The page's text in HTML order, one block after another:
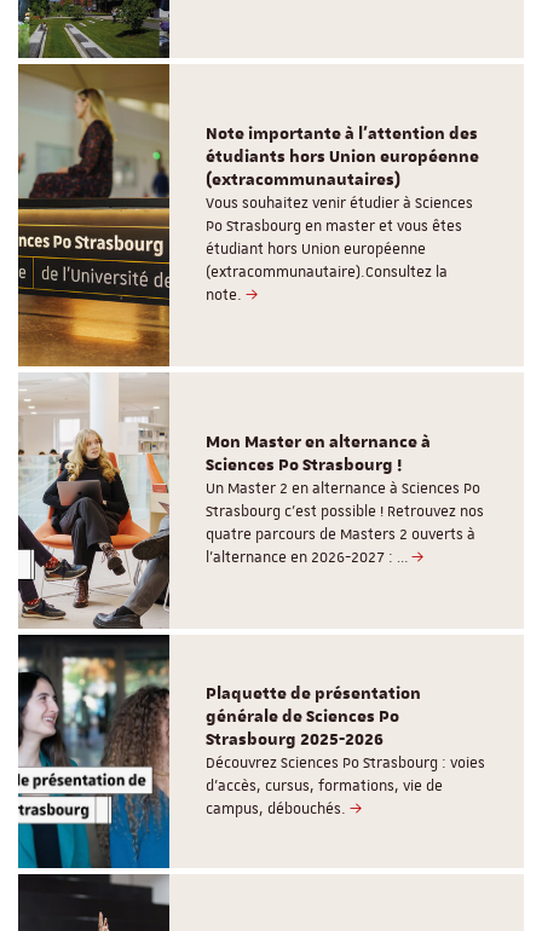
Note importante à l'attention des
étudiants hors Union européenne
(extracommunautaires)
Vous souhaitez venir étudier à Sciences
Po Strasbourg en master et vous êtes
étudiant hors Union européenne
(extracommunautaire).Consultez la
note.
Mon Master en alternance à
Sciences Po Strasbourg !
Un Master 2 en alternance à Sciences Po
Strasbourg c'est possible ! Retrouvez nos
quatre parcours de Masters 2 ouverts à
l'alternance en 2026-2027 : …
Plaquette de présentation
générale de Sciences Po
Strasbourg 2025-2026
Découvrez Sciences Po Strasbourg : voies
d'accès, cursus, formations, vie de
campus, débouchés.